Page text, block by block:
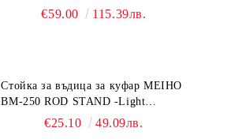
€59.00 115.39лв.
Стойка за въдица за куфар MEIHO
BM-250 ROD STAND -Light
Blue/Black color
€25.10 49.09лв.